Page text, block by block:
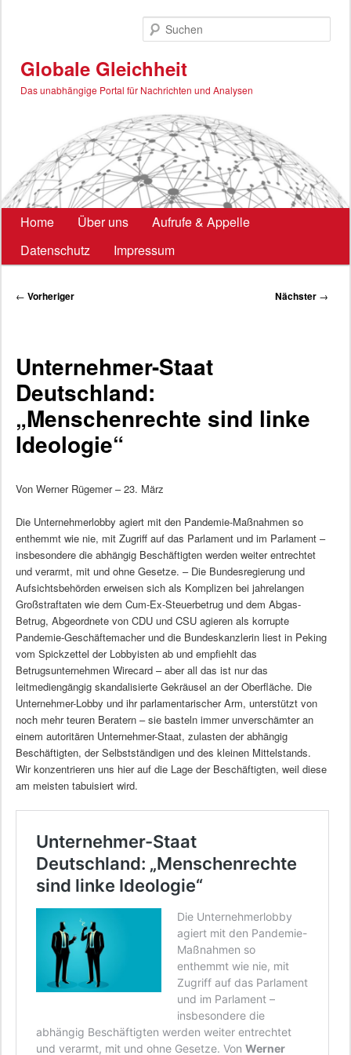
Globale Gleichheit
Das unabhängige Portal für Nachrichten und Analysen
Hauptmenü
Home Über uns
Aufrufe & Appelle
Datenschutz
Impressum
Beitragsnavigation
← Vorheriger Nächster →
Unternehmer-Staat
Deutschland:
„Menschenrechte sind linke
Ideologie“
Von Werner Rügemer – 23. März
Die Unternehmerlobby agiert mit den Pandemie-Maßnahmen so
enthemmt wie nie, mit Zugriff auf das Parlament und im Parlament –
insbesondere die abhängig Beschäftigten werden weiter entrechtet
und verarmt, mit und ohne Gesetze. – Die Bundesregierung und
Aufsichtsbehörden erweisen sich als Komplizen bei jahrelangen
Großstraftaten wie dem Cum-Ex-Steuerbetrug und dem Abgas-
Betrug, Abgeordnete von CDU und CSU agieren als korrupte
Pandemie-Geschäftemacher und die Bundeskanzlerin liest in Peking
vom Spickzettel der Lobbyisten ab und empfiehlt das
Betrugsunternehmen Wirecard – aber all das ist nur das
leitmediengängig skandalisierte Gekräusel an der Oberfläche. Die
Unternehmer-Lobby und ihr parlamentarischer Arm, unterstützt von
noch mehr teuren Beratern – sie basteln immer unverschämter an
einem autoritären Unternehmer-Staat, zulasten der abhängig
Beschäftigten, der Selbstständigen und des kleinen Mittelstands.
Wir konzentrieren uns hier auf die Lage der Beschäftigten, weil diese
am meisten tabuisiert wird.